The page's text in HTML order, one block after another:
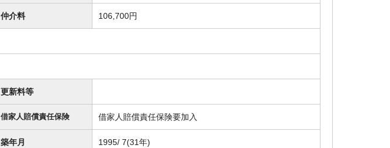
仲介料 106,700円
更新料等
借家人賠償責任保険 借家人賠償責任保険要加入
築年月 1995/ 7(31年)